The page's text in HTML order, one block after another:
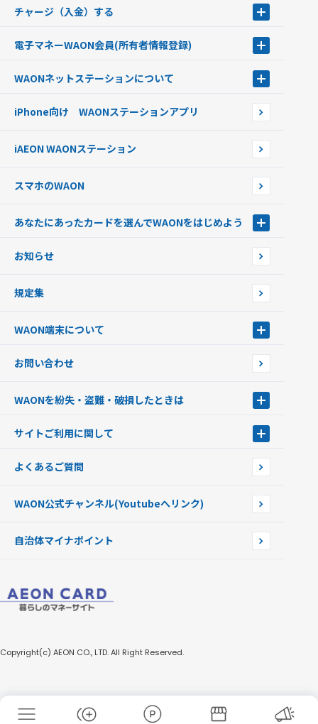
チャージ（入金）する
現金でチャージする
銀行口座・ATMからチャージする
オートチャージ
ポイントからチャージする
チャージ上限金額の変更について
電子マネーWAON会員(所有者情報登録)
WAON POINTサービス会員登録に伴う個人データの共同利用のお知
WAONネットステーションについて
WAONネットステーションWAON端末について
iPhone向け WAONステーションアプリ
iAEON WAONステーション
スマホのWAON
あなたにあったカードを選んでWAONをはじめよう
フードバンク応援WAON
ご当地WAON
G.G WAON
WAONカード・WAONカードプラス
モバイルWAON
提携WAONカード
お知らせ
規定集
WAON端末について
WAONネットステーション
新型WAONステーション
WAONチャージャーmini
お問い合わせ
WAONを紛失・盗難・破損したときは
WAONカードの拾得について
サイトご利用に関して
企業情報
よくあるご質問
WAON公式チャンネル(Youtubeへリンク)
自治体マイナポイント
Copyright(c) AEON CO., LTD. All Right Reserved.